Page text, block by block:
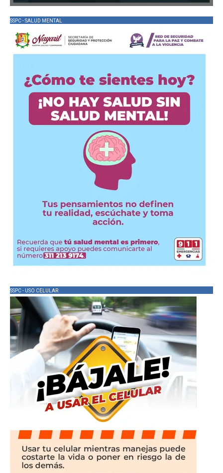
SSPC - SALUD MENTAL
SSPC - USO CELULAR